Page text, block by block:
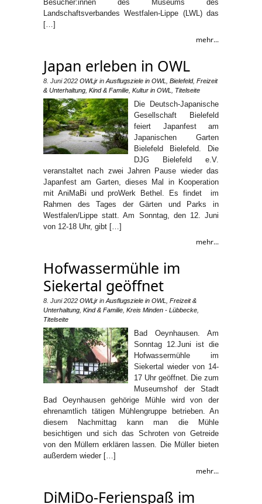
Besucher:innen des Museums des
Landschaftsverbandes Westfalen-Lippe (LWL) das
[…]
mehr...
Japan erleben in OWL
8. Juni 2022 OWLjr in Ausflugsziele in OWL Bielefeld, Freizeit
& Unterhaltung Kind & Familie Kultur in OWL Titelseite
Die Deutsch-Japanische
Gesellschaft Bielefeld
feiert Japanfest am
Japanischen Garten
Bielefeld Bielefeld. Die
DJG Bielefeld e.V.
veranstaltet nach zwei Jahren Pause wieder das
Japanfest am Garten, dieses Mal in Kooperation
mit AniMaBi und proWerk Bethel. Es findet im
Rahmen des Tages der Gärten und Parks in
Westfalen/Lippe statt. Am Sonntag, den 12. Juni
von 12-18 Uhr, gibt […]
mehr...
Hofwassermühle im
Siekertal geöffnet
8. Juni 2022 OWLjr in Ausflugsziele in OWL
Freizeit &
Unterhaltung Kind & Familie Kreis Minden - Lübbecke
Titelseite
Bad Oeynhausen. Am
Sonntag 12.Juni ist die
Hofwassermühle im
Siekertal wieder von 14-
17 Uhr geöffnet. Die zum
Museumshof der Stadt
Bad Oeynhausen gehörige Mühle wird von der
ehrenamtlich tätigen Mühlengruppe betrieben. An
diesem Nachmittag kann man die Mühle
besichtigen und sich das Schroten von Getreide
von den Müllern erklären lassen. Die Müller bieten
außerdem wieder […]
mehr...
DiMiDo-Ferienspaß im